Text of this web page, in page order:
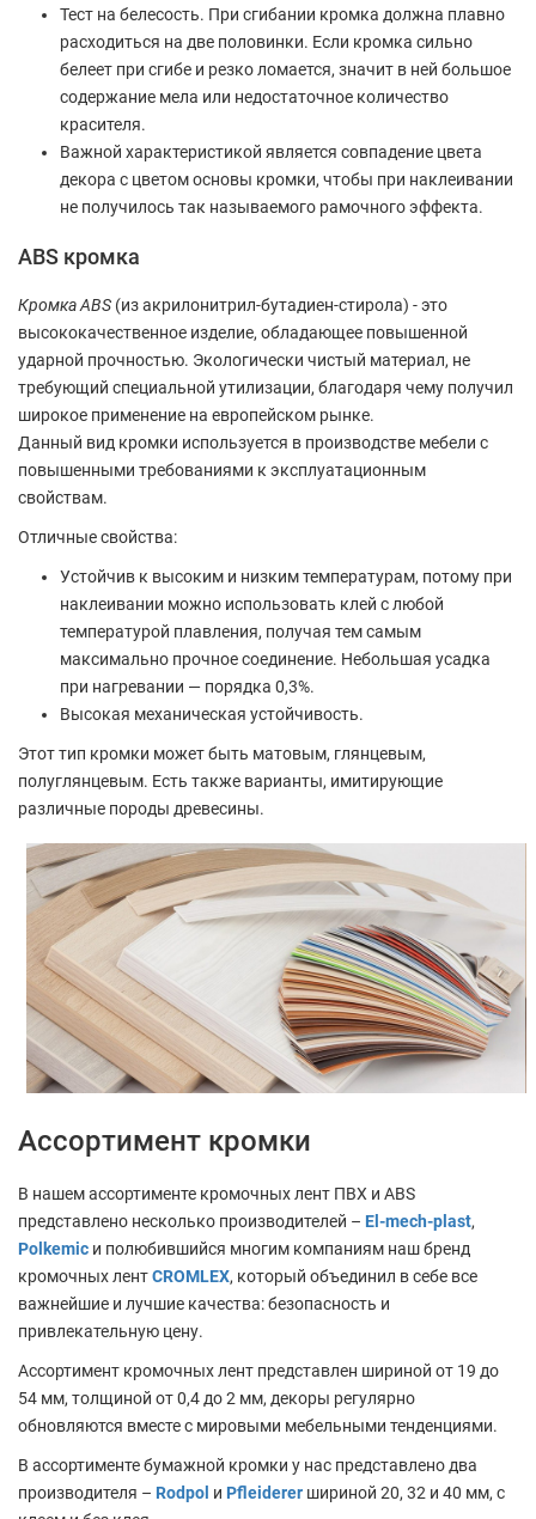
Тест на белесость. При сгибании кромка должна плавно
расходиться на две половинки. Если кромка сильно
белеет при сгибе и резко ломается, значит в ней большое
содержание мела или недостаточное количество
красителя.
Важной характеристикой является совпадение цвета
декора с цветом основы кромки, чтобы при наклеивании
не получилось так называемого рамочного эффекта.
ABS кромка
Кромка ABS (из акрилонитрил-бутадиен-стирола) - это
высококачественное изделие, обладающее повышенной
ударной прочностью. Экологически чистый материал, не
требующий специальной утилизации, благодаря чему получил
широкое применение на европейском рынке.
Данный вид кромки используется в производстве мебели с
повышенными требованиями к эксплуатационным
свойствам.
Отличные свойства:
Устойчив к высоким и низким температурам, потому при
наклеивании можно использовать клей с любой
температурой плавления, получая тем самым
максимально прочное соединение. Небольшая усадка
при нагревании — порядка 0,3%.
Высокая механическая устойчивость.
Этот тип кромки может быть матовым, глянцевым,
полуглянцевым. Есть также варианты, имитирующие
различные породы древесины.
Ассортимент кромки
В нашем ассортименте кромочных лент ПВХ и ABS
представлено несколько производителей – El-mech-plast,
Polkemic и полюбившийся многим компаниям наш бренд
кромочных лентCROMLEX, который объединил в себе все
важнейшие и лучшие качества: безопасность и
привлекательную цену.
Ассортимент кромочных лент представлен шириной от 19 до
54 мм, толщиной от 0,4 до 2 мм, декоры регулярно
обновляются вместе с мировыми мебельными тенденциями.
В ассортименте бумажной кромки у нас представлено два
производителя – Rodpol и Pfleiderer шириной 20, 32 и 40 мм, с